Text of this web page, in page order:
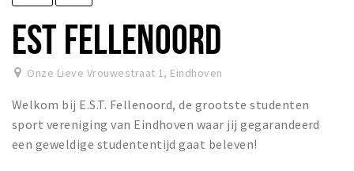
Aanbiedingen
Over Eindhovens Rondje
EST FELLENOORD
Onze Lieve Vrouwestraat 1, Eindhoven
Welkom bij E.S.T. Fellenoord, de grootste studenten
sport vereniging van Eindhoven waar jij gegarandeerd
een geweldige studententijd gaat beleven!